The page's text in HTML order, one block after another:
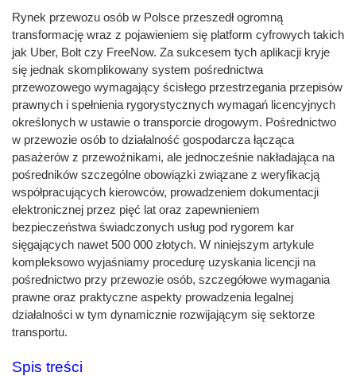
Rynek przewozu osób w Polsce przeszedł ogromną
transformację wraz z pojawieniem się platform cyfrowych takich
jak Uber, Bolt czy FreeNow. Za sukcesem tych aplikacji kryje
się jednak skomplikowany system pośrednictwa
przewozowego wymagający ścisłego przestrzegania przepisów
prawnych i spełnienia rygorystycznych wymagań licencyjnych
określonych w ustawie o transporcie drogowym. Pośrednictwo
w przewozie osób to działalność gospodarcza łącząca
pasażerów z przewoźnikami, ale jednocześnie nakładająca na
pośredników szczególne obowiązki związane z weryfikacją
współpracujących kierowców, prowadzeniem dokumentacji
elektronicznej przez pięć lat oraz zapewnieniem
bezpieczeństwa świadczonych usług pod rygorem kar
sięgających nawet 500 000 złotych. W niniejszym artykule
kompleksowo wyjaśniamy procedurę uzyskania licencji na
pośrednictwo przy przewozie osób, szczegółowe wymagania
prawne oraz praktyczne aspekty prowadzenia legalnej
działalności w tym dynamicznie rozwijającym się sektorze
transportu.
Spis treści